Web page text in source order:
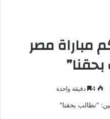
مباراة مصر
دقيقة واحدة